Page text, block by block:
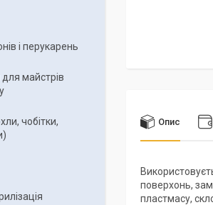
Опис
поверхонь,
пластмасу,
і перукарень
для майстрів
чобітки,